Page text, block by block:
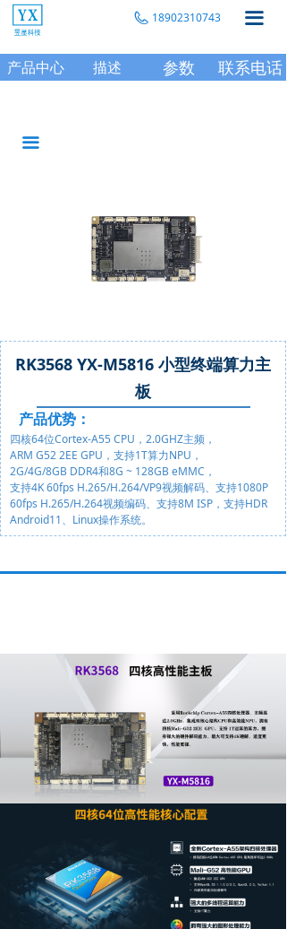
18902310743 끀
끀
RK3568 YX-M5816 小型终端算力主
板
四核64位Cortex-A55 CPU，2.0GHZ主频，
ARM G52 2EE GPU，支持1T算力NPU，
2G/4G/8GB DDR4和8G ~ 128GB eMMC，
支持4K 60fps H.265/H.264/VP9视频解码、支持1080P
60fps H.265/H.264视频编码、支持8M ISP，支持HDR
Android11、Linux操作系统。
产品优势 ：
联系电话
参数
描述
产品中心